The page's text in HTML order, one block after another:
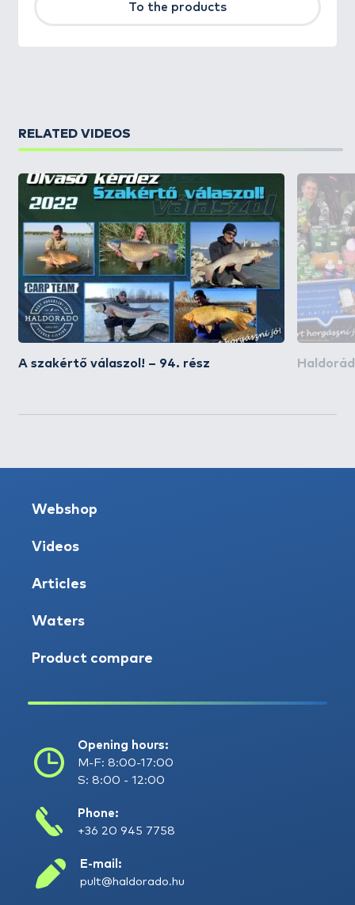
To the products
RELATED VIDEOS
A szakértő válaszol! – 94. rész
Webshop
Videos
Articles
Waters
Product compare
Opening hours:
M-F: 8:00-17:00
S: 8:00 - 12:00
Phone:
+36 20 945 7758
E-mail:
pult@haldorado.hu